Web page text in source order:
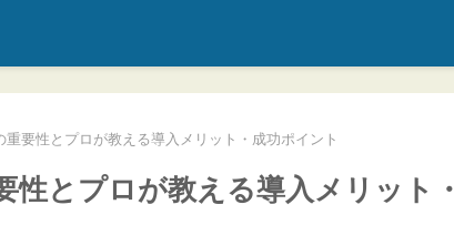
要性とプロが教える導入メリット・成功ポイント
性とプロが教える導入メリット・